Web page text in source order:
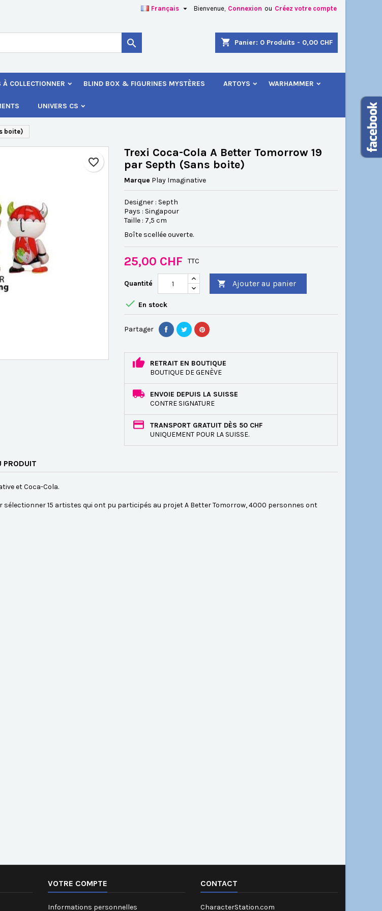
Bienvenue, Connexion ou Créez votre compte
Français 
shopping_cart Panier: 0 Produits - 0,00 CHF

À COLLECTIONNER BLIND BOX & FIGURINES MYSTÈRES ARTOYS WARHAMMER
UNIVERS CS
boite)
favorite_border
Trexi Coca-Cola A Better Tomorrow 19
par Septh (Sans boite)
Marque Play Imaginative
Designer : Septh
Pays : Singapour
Taille : 7,5 cm
Boîte scellée ouverte.
25,00 CHF TTC
Quantité  Ajouter au panier
 En stock
Partager
RETRAIT EN BOUTIQUE
BOUTIQUE DE GENÈVE
ENVOIE DEPUIS LA SUISSE
CONTRE SIGNATURE
TRANSPORT GRATUIT DÈS 50 CHF
UNIQUEMENT POUR LA SUISSE.
PRODUIT
et Coca-Cola.
sélectionner 15 artistes qui ont pu participés au projet A Better Tomorrow, 4000 personnes ont
VOTRE COMPTE
Informations personnelles
CONTACT
CharacterStation.com
d'envies
pour ajouter des produits à votre liste d'envies.
Annuler Connexion